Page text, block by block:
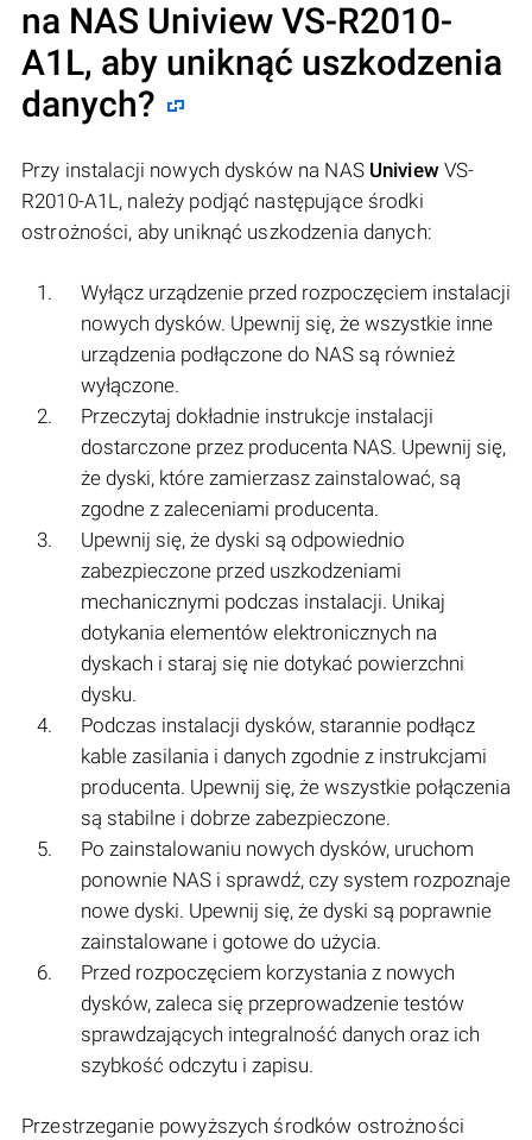
na NAS Uniview VS-R2010-
A1L, aby uniknąć uszkodzenia
danych?
Przy instalacji nowych dysków na NAS UniviewVS-
R2010-A1L, należy podjąć następujące środki
ostrożności, aby uniknąć uszkodzenia danych:
Wyłącz urządzenie przed rozpoczęciem instalacji
nowych dysków. Upewnij się, że wszystkie inne
urządzenia podłączone do NAS są również
wyłączone.
Przeczytaj dokładnie instrukcje instalacji
dostarczone przez producenta NAS. Upewnij się,
że dyski, które zamierzasz zainstalować, są
zgodne z zaleceniami producenta.
Upewnij się, że dyski są odpowiednio
zabezpieczone przed uszkodzeniami
mechanicznymi podczas instalacji. Unikaj
dotykania elementów elektronicznych na
dyskach i staraj się nie dotykać powierzchni
dysku.
Podczas instalacji dysków, starannie podłącz
kable zasilania i danych zgodnie z instrukcjami
producenta. Upewnij się, że wszystkie połączenia
są stabilne i dobrze zabezpieczone.
Po zainstalowaniu nowych dysków, uruchom
ponownie NAS i sprawdź, czy system rozpoznaje
nowe dyski. Upewnij się, że dyski są poprawnie
zainstalowane i gotowe do użycia.
Przed rozpoczęciem korzystania z nowych
dysków, zaleca się przeprowadzenie testów
sprawdzających integralność danych oraz ich
szybkość odczytu i zapisu.
Przestrzeganie powyższych środków ostrożności